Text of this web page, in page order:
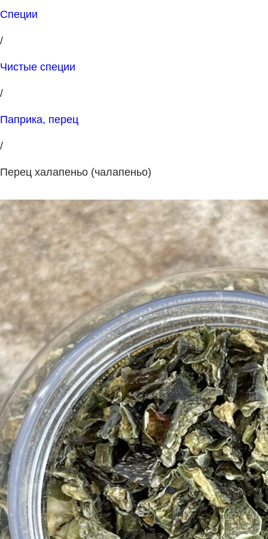
Специи
/
Чистые специи
/
Паприка, перец
/
Перец халапеньо (чалапеньо)